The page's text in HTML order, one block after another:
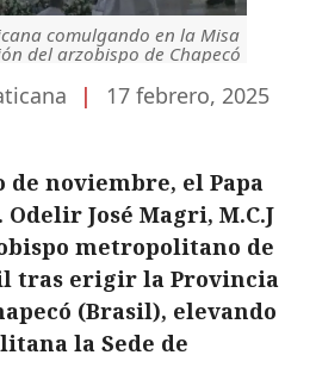
comulgando en la Misa
del arzobispo de Chapecó
| 17 febrero, 2025
de noviembre, el Papa
José Magri, M.C.J
metropolitano de
tras erigir la Provincia
(Brasil), elevando
la Sede de